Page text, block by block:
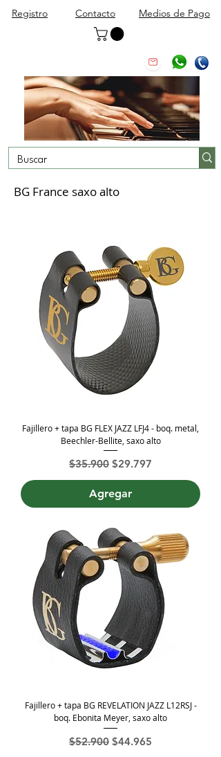
Registro Contacto Medios de Pago
BG France saxo alto
Fajillero + tapa BG FLEX JAZZ LFJ4 - boq. metal,
Beechler-Bellite, saxo alto
Precio
$35.900 Precio de oferta
$29.797
Agregar
Fajillero + tapa BG REVELATION JAZZ L12RSJ -
boq. Ebonita Meyer, saxo alto
Precio
$52.900 Precio de oferta
$44.965